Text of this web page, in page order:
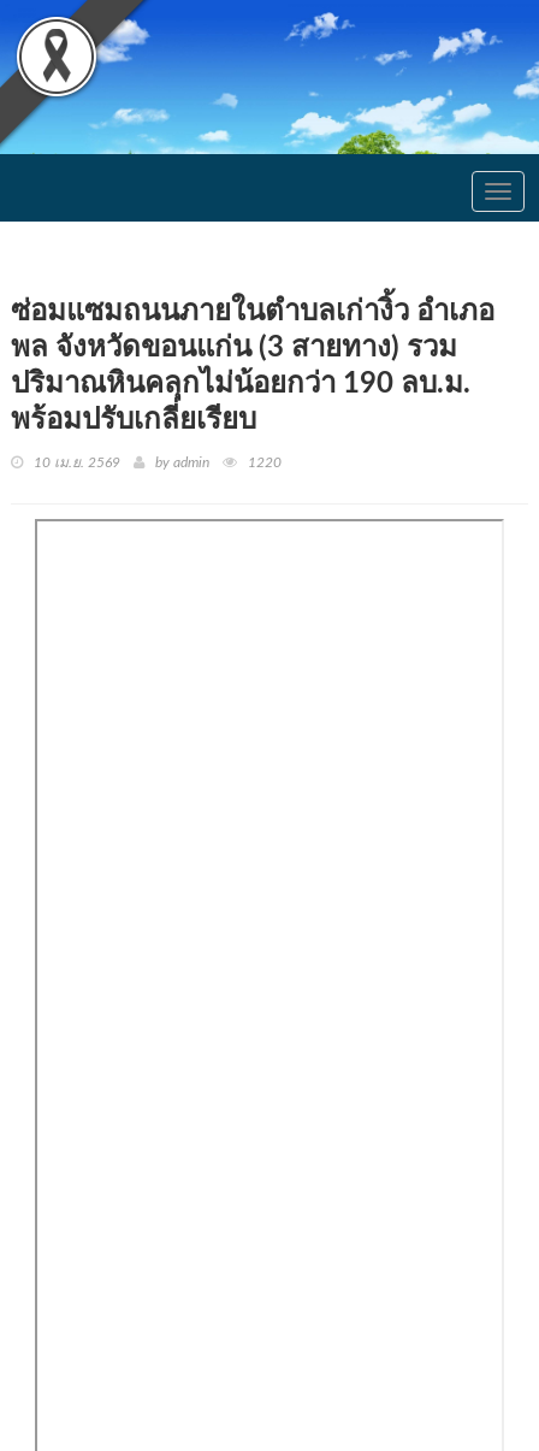
ซ่อมแซมถนนภายในตำบลเก่างิ้ว อำเภอ
พล จังหวัดขอนแก่น (3 สายทาง) รวม
ปริมาณหินคลุกไม่น้อยกว่า 190 ลบ.ม.
พร้อมปรับเกลี่ยเรียบ
10 เม.ย. 2569 by admin 1220